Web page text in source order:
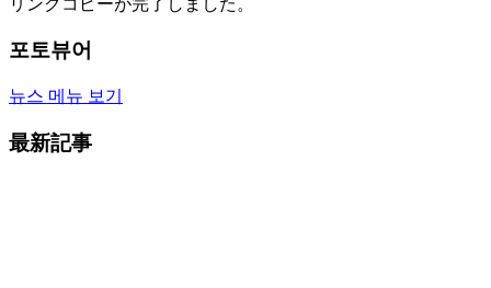
포토뷰어
뉴스 메뉴 보기
最新記事